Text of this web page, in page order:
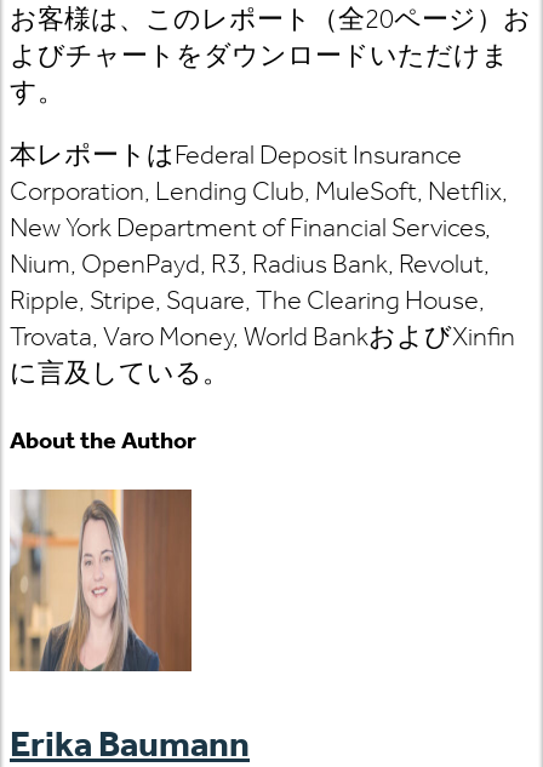
お客様は、このレポート（全20ページ）お
よびチャートをダウンロードいただけま
す。
本レポートはFederal Deposit Insurance
Corporation, Lending Club, MuleSoft, Netflix,
New York Department of Financial Services,
Nium, OpenPayd, R3, Radius Bank, Revolut,
Ripple, Stripe, Square, The Clearing House,
Trovata, Varo Money, World BankおよびXinfin
に言及している。
About the Author
Erika Baumann